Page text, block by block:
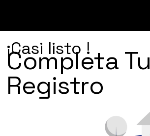
¡Casi listo !
Completa Tu
Registro